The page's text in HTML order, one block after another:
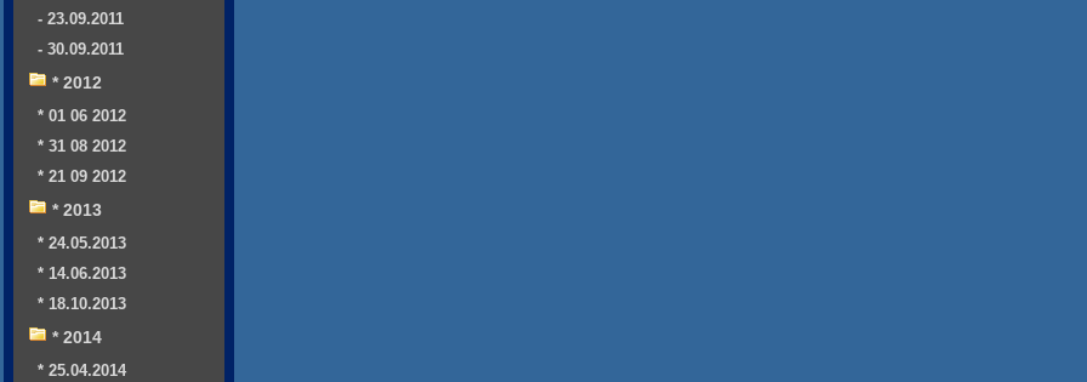
- 23.09.2011
- 30.09.2011
* 2012
* 01 06 2012
* 31 08 2012
* 21 09 2012
* 2013
* 24.05.2013
* 14.06.2013
* 18.10.2013
* 2014
* 25.04.2014